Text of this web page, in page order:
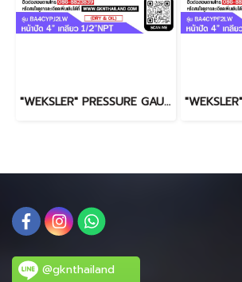
"WEKSLER" PRESSURE GAUGE MODEL : BA4CYPJ2LW RANGE : 0-300 PSI & 0-2100 KPA
@gknthailand